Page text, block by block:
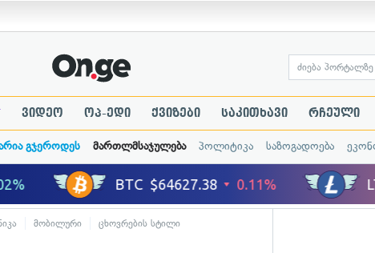
ვიდეო ოპ-ედი ქვიზები საკითხავი რჩეული
გჯეროდეს მართლმსაჯულება პოლიტიკა საზოგადოება
მობილური ცხოვრების სტილი